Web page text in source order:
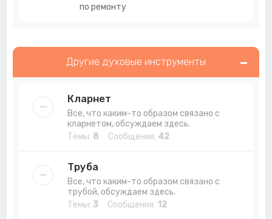
по ремонту
Другие духовые инструменты
Кларнет
Все, что каким-то образом связано с
кларнетом, обсуждаем здесь.
Темы: 8 Сообщения: 42
Труба
Все, что каким-то образом связано с
трубой, обсуждаем здесь.
Темы: 3 Сообщения: 12